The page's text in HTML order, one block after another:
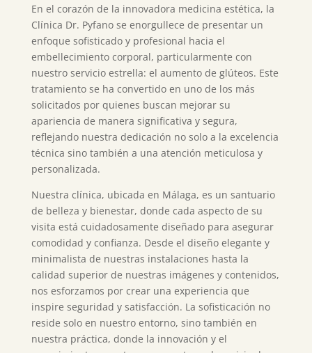
En el corazón de la innovadora medicina estética, la
Clínica Dr. Pyfano se enorgullece de presentar un
enfoque sofisticado y profesional hacia el
embellecimiento corporal, particularmente con
nuestro servicio estrella: el aumento de glúteos. Este
tratamiento se ha convertido en uno de los más
solicitados por quienes buscan mejorar su
apariencia de manera significativa y segura,
reflejando nuestra dedicación no solo a la excelencia
técnica sino también a una atención meticulosa y
personalizada.
Nuestra clínica, ubicada en Málaga, es un santuario
de belleza y bienestar, donde cada aspecto de su
visita está cuidadosamente diseñado para asegurar
comodidad y confianza. Desde el diseño elegante y
minimalista de nuestras instalaciones hasta la
calidad superior de nuestras imágenes y contenidos,
nos esforzamos por crear una experiencia que
inspire seguridad y satisfacción. La sofisticación no
reside solo en nuestro entorno, sino también en
nuestra práctica, donde la innovación y el